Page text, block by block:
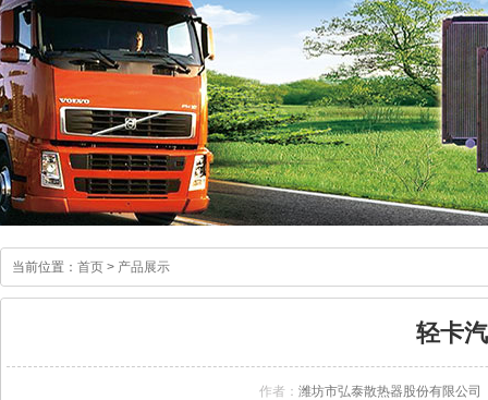
当前位置： 首页 > 产品展示
轻卡
作者： 潍坊市弘泰散热器股份有限公司